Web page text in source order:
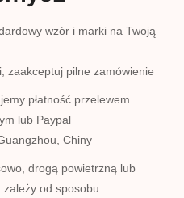
wzór i marki na Twoją
zaakceptuj pilne zamówienie
płatność przelewem
lub Paypal
Chiny
drogą powietrzną lub
zależy od sposobu